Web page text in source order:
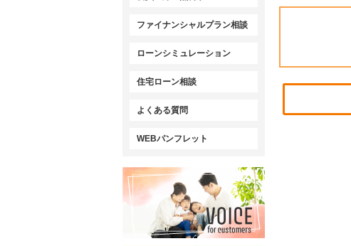
ファイナンシャルプラン相談
ローンシミュレーション
住宅ローン相談
よくある質問
WEBパンフレット